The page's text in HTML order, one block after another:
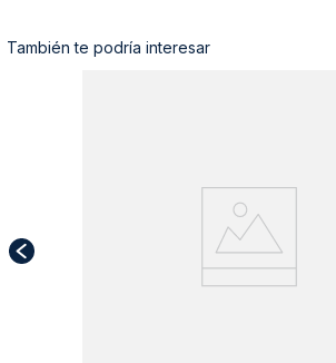
También te podría interesar